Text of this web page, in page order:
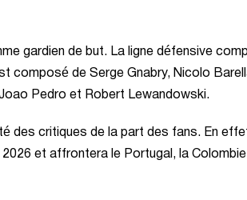
gardien de but. La ligne défensive
composé de Serge Gnabry, Nicolo
Pedro et Robert Lewandowski.
des critiques de la part des fans. En
et affrontera le Portugal, la